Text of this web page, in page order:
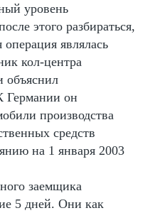
уровень
этого разбираться,
являлась
кол-центра
объяснил
Германии он
производства
средств
на 1 января 2003
заемщика
5 дней. Они как